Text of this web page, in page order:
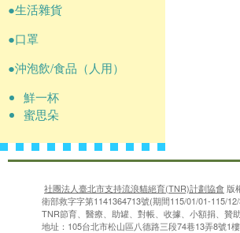
●生活雜貨
●口罩
●沖泡飲/食品（人用）
鮮一杯
蜜思朵
社團法人臺北市支持流浪貓絕育(TNR)計劃協會 版
衛部救字字第1141364713號(期間115/01/01-115/
TNR節育、醫療、助罐、對帳、收據、小額捐、贊
地址：105台北市松山區八德路三段74巷13弄8號1樓